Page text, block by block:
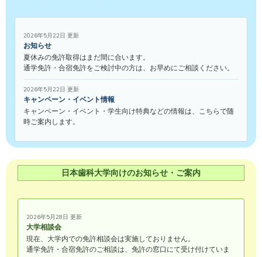
2026年5月22日 更新
お知らせ
夏休みの免許取得はまだ間に合います。
通学免許・合宿免許をご検討中の方は、お早めにご相談ください。
2026年5月22日 更新
キャンペーン・イベント情報
キャンペーン・イベント・学生向け特典などの情報は、こちらで随
時ご案内します。
日本歯科大学向けのお知らせ・ご案内
2026年5月28日 更新
大学相談会
現在、大学内での免許相談会は実施しておりません。
通学免許・合宿免許のご相談は、免許の窓口にて受け付けていま